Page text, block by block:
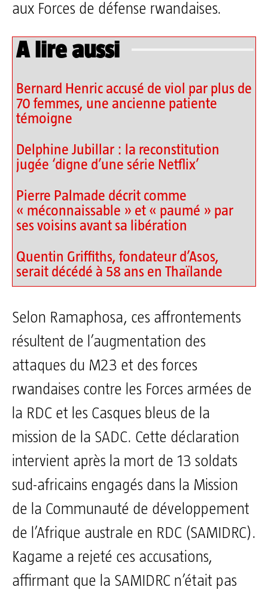
aux Forces de défense rwandaises.
A lire aussi
Bernard Henric accusé de viol par plus de
70 femmes, une ancienne patiente
témoigne
Delphine Jubillar : la reconstitution
jugée ‘digne d’une série Netflix’
Pierre Palmade décrit comme
« méconnaissable » et « paumé » par
ses voisins avant sa libération
Quentin Griffiths, fondateur d’Asos,
serait décédé à 58 ans en Thaïlande
Selon Ramaphosa, ces affrontements
résultent de l’augmentation des
attaques du M23 et des forces
rwandaises contre les Forces armées de
la RDC et les Casques bleus de la
mission de la SADC. Cette déclaration
intervient après la mort de 13 soldats
sud-africains engagés dans la Mission
de la Communauté de développement
de l’Afrique australe en RDC (SAMIDRC).
Kagame a rejeté ces accusations,
affirmant que la SAMIDRC n’était pas